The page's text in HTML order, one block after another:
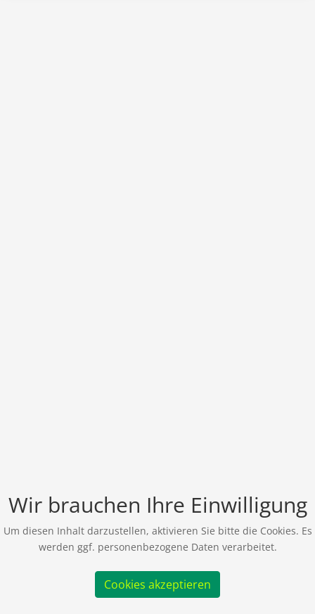
Wir brauchen Ihre Einwilligung
Um diesen Inhalt darzustellen, aktivieren Sie bitte die Cookies. Es
werden ggf. personenbezogene Daten verarbeitet.
Cookies akzeptieren